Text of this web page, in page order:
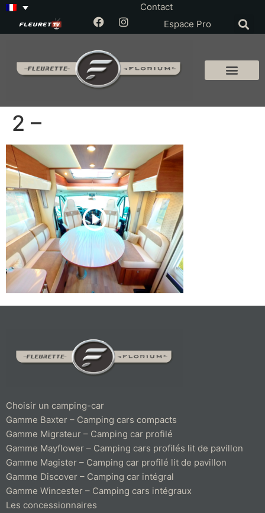
Contact
Espace Pro
2 –
Choisir un camping-car
Gamme Baxter – Camping cars compacts
Gamme Migrateur – Camping car profilé
Gamme Mayflower – Camping cars profilés lit de pavillon
Gamme Magister – Camping car profilé lit de pavillon
Gamme Discover – Camping car intégral
Gamme Wincester – Camping cars intégraux
Les concessionnaires